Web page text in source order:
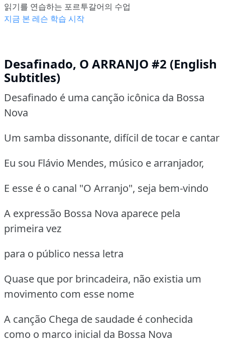
읽기를 연습하는 포르투갈어의 수업
지금 본 레슨 학습 시작
Desafinado, O ARRANJO #2 (English
Subtitles)
Desafinado é uma canção icônica da Bossa
Nova
Um samba dissonante, difícil de tocar e cantar
Eu sou Flávio Mendes, músico e arranjador,
E esse é o canal "O Arranjo", seja bem-vindo
A expressão Bossa Nova aparece pela
primeira vez
para o público nessa letra
Quase que por brincadeira, não existia um
movimento com esse nome
A canção Chega de saudade é conhecida
como o marco inicial da Bossa Nova